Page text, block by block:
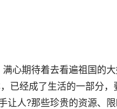
心期待着去看遍祖国的
已经成了生活的一部分，
让人?那些珍贵的资源、